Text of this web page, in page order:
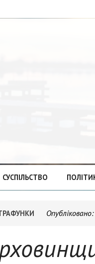
СУСПІЛЬСТВО
Опубліковано: